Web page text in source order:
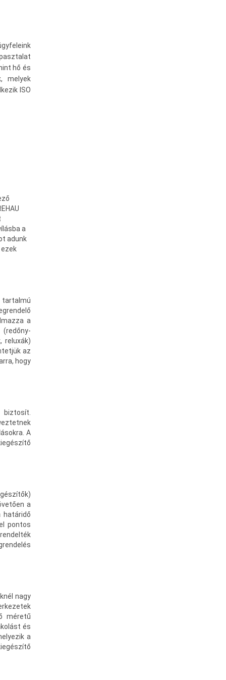
hő és
melyek
ISO
a
adunk
tartalmú
a
reluxák)
az
hogy
biztosít.
A
a
határidő
pontos
nagy
méretű
és
a